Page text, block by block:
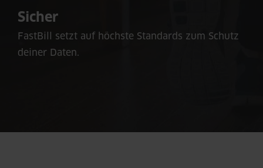
Sicher
FastBill setzt auf höchste Standards zum Schutz
deiner Daten.